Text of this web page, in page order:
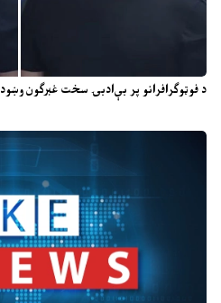
د فوټوګرافرانو پر بې‌ادبۍ سخت غبرګون وښود